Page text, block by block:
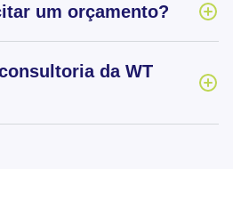
um orçamento?
da WT